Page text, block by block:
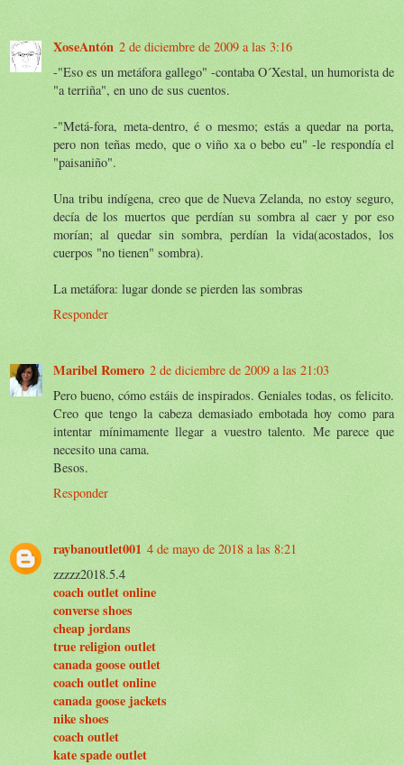
XoseAntón 2 de diciembre de 2009 a las 3:16
-"Eso es un metáfora gallego" -contaba O´Xestal, un humorista de
"a terriña", en uno de sus cuentos.
-"Metá-fora, meta-dentro, é o mesmo; estás a quedar na porta,
pero non teñas medo, que o viño xa o bebo eu" -le respondía el
"paisaniño".
Una tribu indígena, creo que de Nueva Zelanda, no estoy seguro,
decía de los muertos que perdían su sombra al caer y por eso
morían; al quedar sin sombra, perdían la vida(acostados, los
cuerpos "no tienen" sombra).
La metáfora: lugar donde se pierden las sombras
Responder
Maribel Romero 2 de diciembre de 2009 a las 21:03
Pero bueno, cómo estáis de inspirados. Geniales todas, os felicito.
Creo que tengo la cabeza demasiado embotada hoy como para
intentar mínimamente llegar a vuestro talento. Me parece que
necesito una cama.
Besos.
Responder
raybanoutlet001 4 de mayo de 2018 a las 8:21
zzzzz2018.5.4
coach outlet online
converse shoes
cheap jordans
true religion outlet
canada goose outlet
coach outlet online
canada goose jackets
nike shoes
coach outlet
kate spade outlet